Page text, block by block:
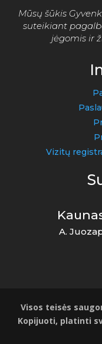
Mūsų šūkis
suteikiant
jėgomis ir
Vizitų
A.
Visos teisės
Kopijuoti, platinti